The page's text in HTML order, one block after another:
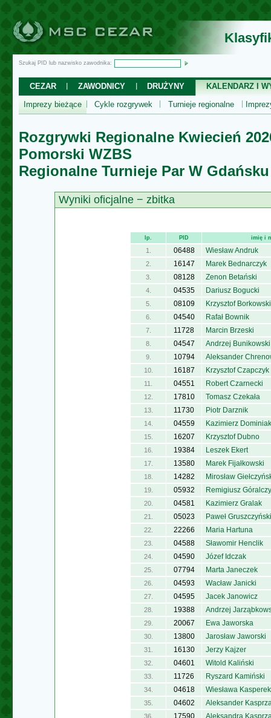
Szukaj PID lub nazwisko zawodnika:
CEZAR ZAWODNICY DRUŻYNY
KALENDARZ I
Imprezy bieżące
Cykle rozgrywek Turnieje regionalne
Rozgrywki Regionalne Kwiecień
Pomorski WZBS
Regionalne Turnieje Par W Gdańsku
Wyniki oficjalne − zbitka
lp. PID imię i
1. 06488 Wiesław Andruk
2. 16147 Marek Bednarczyk
3. 08128 Zenon Betański
4. 04535 Dariusz Bogucki
5. 08109 Krzysztof Borkowski
6. 04540 Rafał Bownik
7. 11728 Marcin Brzeski
8. 04547 Andrzej Bunikowski
9. 10794 Aleksander
10. 16187 Krzysztof Czapczyk
11. 04551 Robert Czarnecki
12. 17810 Tomasz Czekała
13. 11730 Piotr Darznik
14. 04559 Kazimierz Dominiak
15. 16207 Krzysztof Dubno
16. 19384 Leszek Ekert
17. 13580 Marek Fijałkowski
18. 14282 Mirosław
19. 05932 Remigiusz
20. 04581 Kazimierz Gralak
21. 05023 Paweł Gruszczyński
22. 22266 Maria Hartuna
23. 04588 Sławomir Henclik
24. 04590 Józef Idczak
25. 07794 Marta Janeczek
26. 04593 Wacław Janicki
27. 04595 Jacek Janowicz
28. 19388 Andrzej
29. 20067 Ewa Jaworska
30. 13800 Jarosław Jaworski
31. 16130 Jerzy Kajzer
32. 04601 Witold Kaliński
33. 11726 Ryszard Kamiński
34. 04618 Wiesława Kasperek
35. 04602 Aleksander
36. 17590 Aleksandra